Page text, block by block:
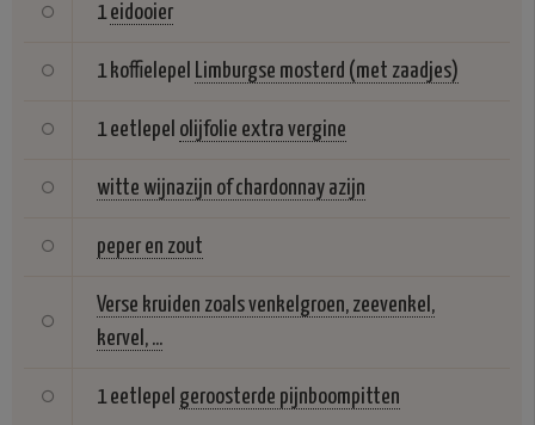
1 eidooier
1 koffielepel Limburgse mosterd (met zaadjes)
1 eetlepel olijfolie extra vergine
witte wijnazijn of chardonnay azijn
peper en zout
Verse kruiden zoals venkelgroen, zeevenkel,
kervel, ...
1 eetlepel geroosterde pijnboompitten